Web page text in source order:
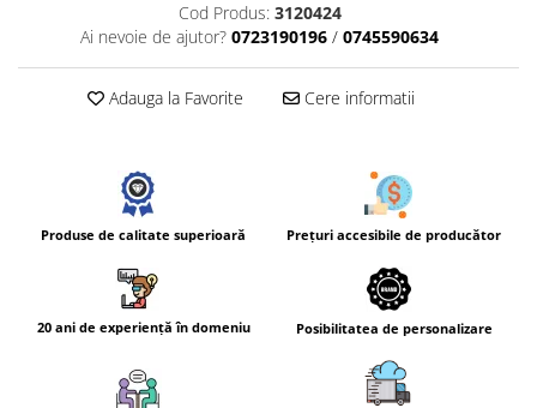
Cod Produs: 3120424
Ai nevoie de ajutor? 0723190196 / 0745590634
Adauga la Favorite Cere informatii
Produse de calitate superioară Prețuri accesibile de producător
20 ani de experiență în domeniu Posibilitatea de personalizare